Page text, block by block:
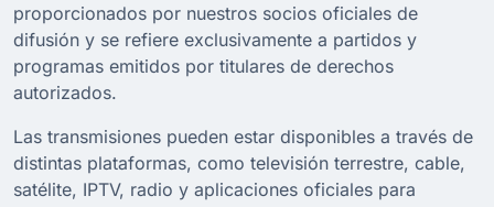
proporcionados por nuestros socios oficiales de
difusión y se refiere exclusivamente a partidos y
programas emitidos por titulares de derechos
autorizados.
Las transmisiones pueden estar disponibles a través de
distintas plataformas, como televisión terrestre, cable,
satélite, IPTV, radio y aplicaciones oficiales para